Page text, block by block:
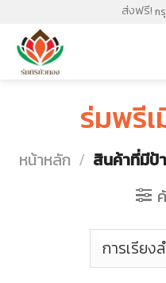
content
ส่งฟรี! ก
ร่มพรีเ
หน้าหลัก / สินค้าที่มีป้